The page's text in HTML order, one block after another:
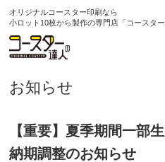
オリジナルコースター印刷なら
小ロット10枚から製作の専門店「コースター
お知らせ
【重要】夏季期間一部
納期調整のお知らせ